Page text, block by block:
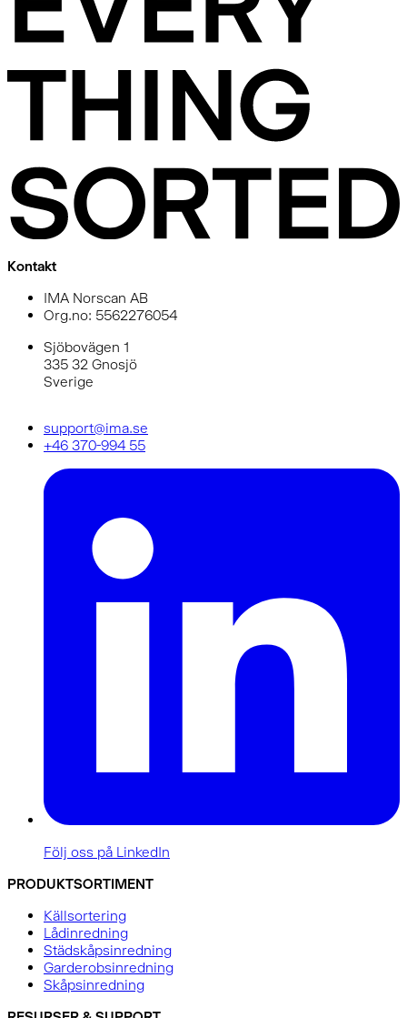
Kontakt
IMA Norscan AB
Org.no: 5562276054
Sjöbovägen 1
335 32 Gnosjö
Sverige
support@ima.se
+46 370-994 55
Följ oss på LinkedIn
PRODUKTSORTIMENT
Källsortering
Lådinredning
Städskåpsinredning
Garderobsinredning
Skåpsinredning